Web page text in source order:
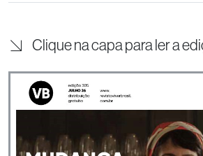
Clique na capa para ler a